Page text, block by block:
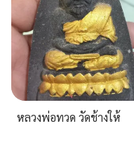
หลวงพ่อทวด วัดช้างให้